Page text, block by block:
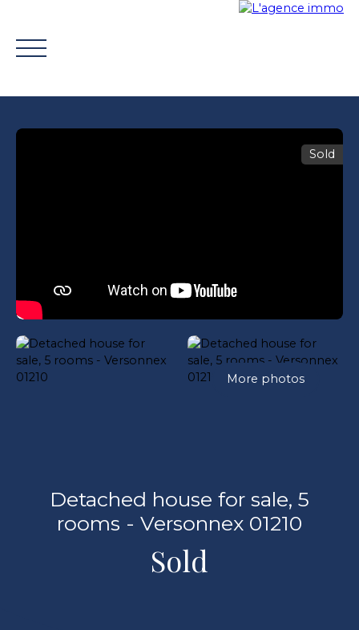
Sold
More photos
Detached house for sale, 5
rooms - Versonnex 01210
Sold